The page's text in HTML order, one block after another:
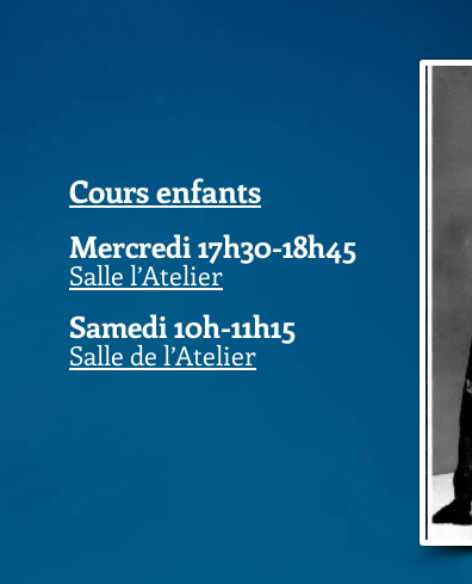
Cours enfants
​Mercredi 17h30-18h45
Salle l’Atelier
Samedi 10h-11h15
Salle de l’Atelier